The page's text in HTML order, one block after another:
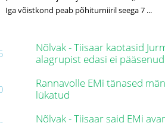
Iga võistkond peab põhiturniiril seega 7 ...
Nõlvak - Tiisaar kaotasid
alagrupist edasi ei
Rannavolle EMi tänased
lükatud
Nõlvak - Tiisaar said EMi